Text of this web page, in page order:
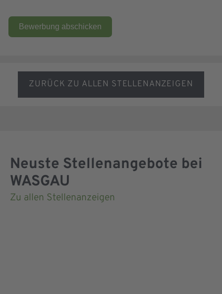
Bewerbung abschicken
ZURÜCK ZU ALLEN STELLENANZEIGEN
Neuste Stellenangebote bei
WASGAU
Zu allen Stellenanzeigen